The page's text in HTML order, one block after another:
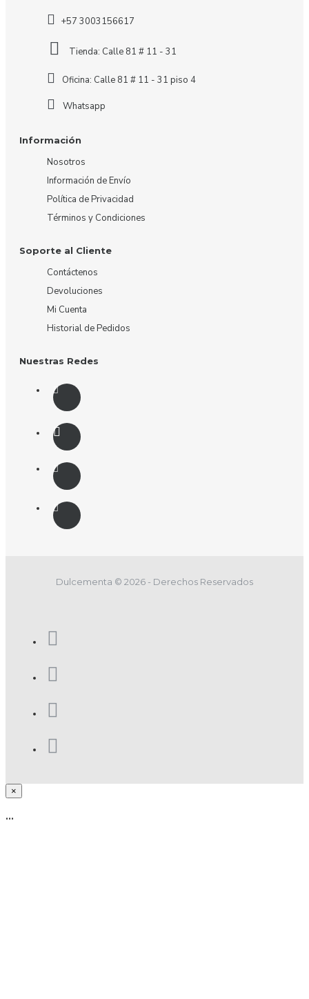
+57 3003156617
Tienda: Calle 81 # 11 - 31
Oficina: Calle 81 # 11 - 31 piso 4
Whatsapp
Información
Nosotros
Información de Envío
Política de Privacidad
Términos y Condiciones
Soporte al Cliente
Contáctenos
Devoluciones
Mi Cuenta
Historial de Pedidos
Nuestras Redes
Dulcementa © 2026 - Derechos Reservados
×
...